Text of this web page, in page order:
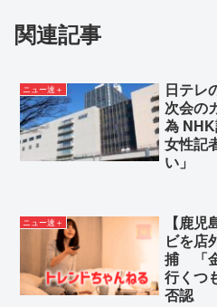
院選から排除
チ勢から批判殺到www
ジャップ、頭が悪くなり
に大行列…
関連記事
ニュー速＋
日テレ
次会の
為
女性記
い」
ニュー速＋
【鹿
ビを店
捕 「
行くつ
否認